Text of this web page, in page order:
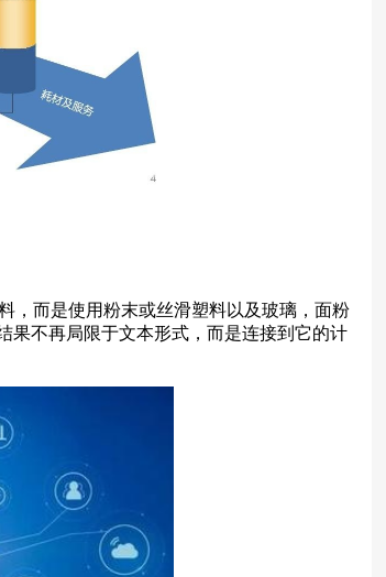
，而是使用粉末或丝滑塑料以及玻璃，面粉
果不再局限于文本形式，而是连接到它的计